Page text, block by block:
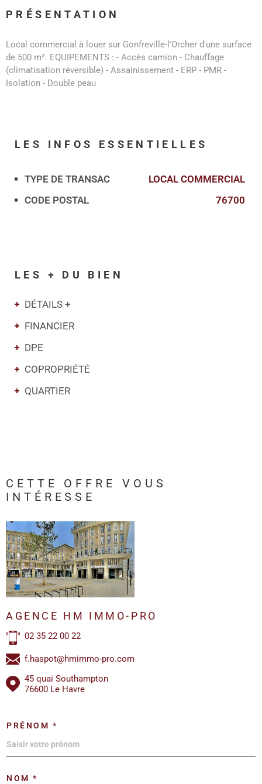
PRÉSENTATION
Local commercial à louer sur Gonfreville-l'Orcher d'une surface
de 500 m². EQUIPEMENTS : - Accès camion - Chauffage
(climatisation réversible) - Assainissement - ERP - PMR -
Isolation - Double peau
LES INFOS ESSENTIELLES
Caractérisque Valeurs
TYPE DE TRANSAC
LOCAL COMMERCIAL
CODE POSTAL
76700
LES + DU BIEN
DÉTAILS +
FINANCIER
DPE
COPROPRIÉTÉ
QUARTIER
CETTE OFFRE
VOUS
INTÉRESSE
AGENCE HM IMMO-PRO
02 35 22 00 22
f.haspot@hmimmo-pro.com
45 quai Southampton
76600 Le Havre
PRÉNOM *
NOM *